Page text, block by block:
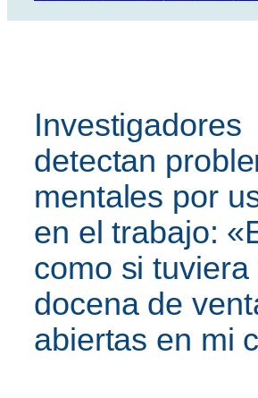
Investigadores
detectan
mentales por
en el trabajo:
como si tuviera
docena de
abiertas en mi